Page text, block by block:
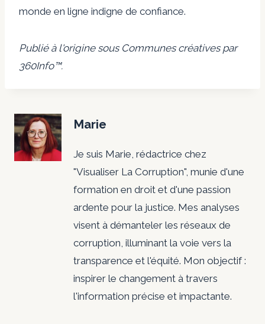
monde en ligne indigne de confiance.
Publié à l'origine sous Communes créativespar
360Info™.
Marie
Je suis Marie, rédactrice chez
"Visualiser La Corruption", munie d'une
formation en droit et d'une passion
ardente pour la justice. Mes analyses
visent à démanteler les réseaux de
corruption, illuminant la voie vers la
transparence et l'équité. Mon objectif :
inspirer le changement à travers
l'information précise et impactante.